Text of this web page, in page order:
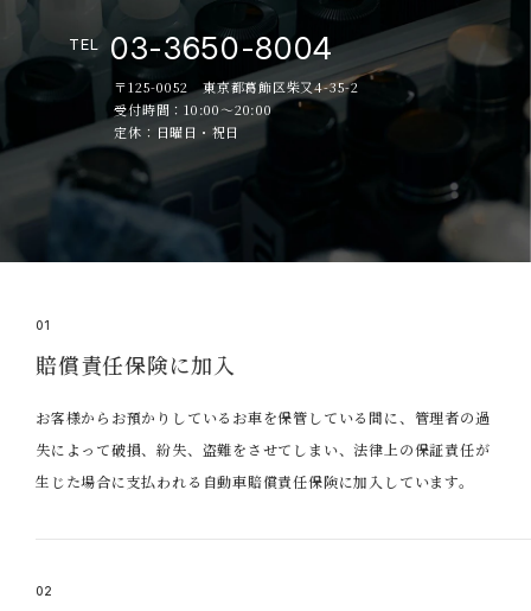
TEL 03-3650-8004
〒125-0052 東京都葛飾区柴又4-35-2
受付時間：10:00～20:00
定休：日曜日・祝日
01
賠償責任保険に加入
お客様からお預かりしているお車を保管している間に、管理者の過
失によって破損、紛失、盗難をさせてしまい、法律上の保証責任が
生じた場合に支払われる自動車賠償責任保険に加入しています。
02